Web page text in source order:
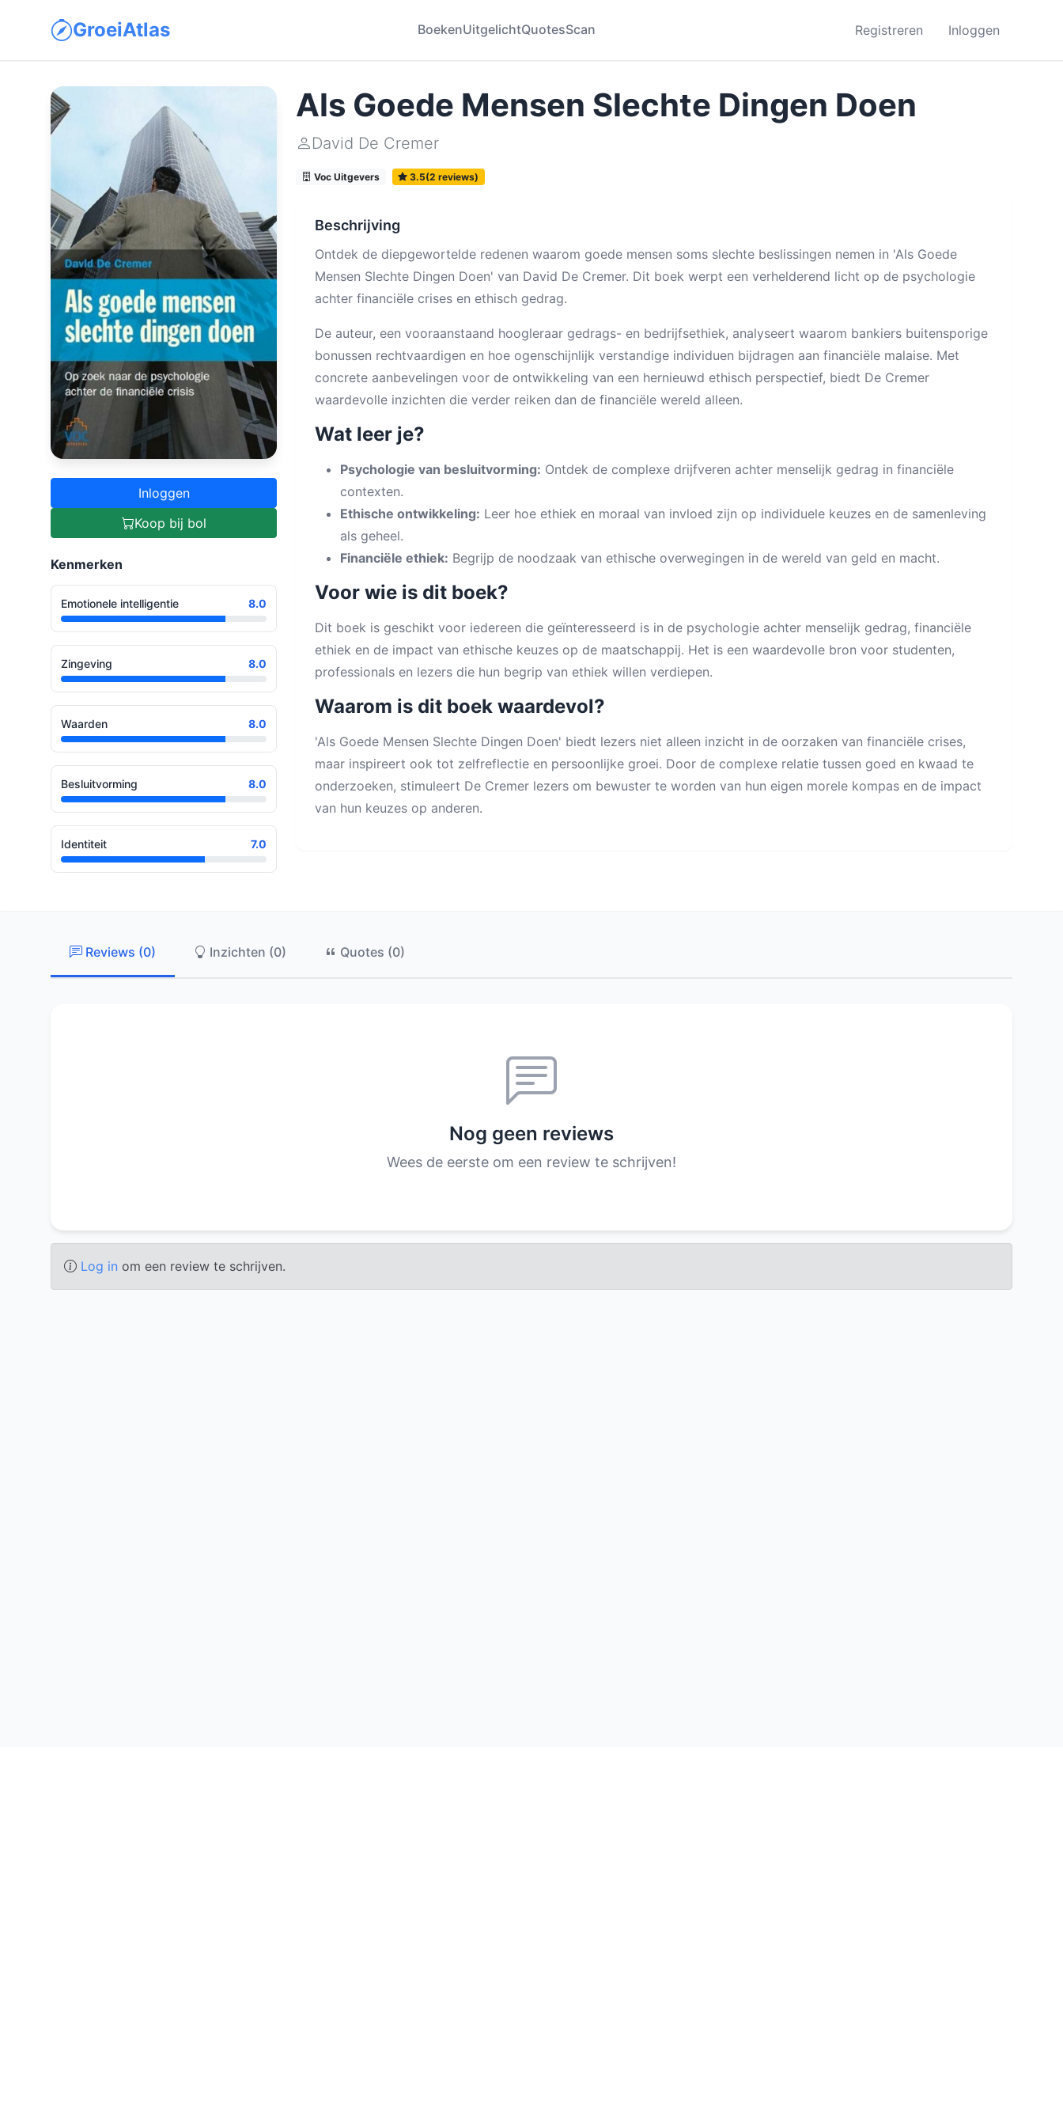
GroeiAtlas BoekenUitgelichtQuotesScan Registreren Inloggen
Inloggen
Koop bij bol
Kenmerken
Emotionele intelligentie 8.0
Zingeving 8.0
Waarden 8.0
Besluitvorming 8.0
Identiteit 7.0
Als Goede Mensen Slechte Dingen Doen
David De Cremer
Voc Uitgevers 3.5(2 reviews)
Beschrijving
Ontdek de diepgewortelde redenen waarom goede mensen soms slechte beslissingen nemen in 'Als Goede
Mensen Slechte Dingen Doen' van David De Cremer. Dit boek werpt een verhelderend licht op de psychologie
achter financiële crises en ethisch gedrag.
De auteur, een vooraanstaand hoogleraar gedrags- en bedrijfsethiek, analyseert waarom bankiers buitensporige
bonussen rechtvaardigen en hoe ogenschijnlijk verstandige individuen bijdragen aan financiële malaise. Met
concrete aanbevelingen voor de ontwikkeling van een hernieuwd ethisch perspectief, biedt De Cremer
waardevolle inzichten die verder reiken dan de financiële wereld alleen.
Wat leer je?
Psychologie van besluitvorming: Ontdek de complexe drijfveren achter menselijk gedrag in financiële
contexten.
Ethische ontwikkeling: Leer hoe ethiek en moraal van invloed zijn op individuele keuzes en de samenleving
als geheel.
Financiële ethiek: Begrijp de noodzaak van ethische overwegingen in de wereld van geld en macht.
Voor wie is dit boek?
Dit boek is geschikt voor iedereen die geïnteresseerd is in de psychologie achter menselijk gedrag, financiële
ethiek en de impact van ethische keuzes op de maatschappij. Het is een waardevolle bron voor studenten,
professionals en lezers die hun begrip van ethiek willen verdiepen.
Waarom is dit boek waardevol?
'Als Goede Mensen Slechte Dingen Doen' biedt lezers niet alleen inzicht in de oorzaken van financiële crises,
maar inspireert ook tot zelfreflectie en persoonlijke groei. Door de complexe relatie tussen goed en kwaad te
onderzoeken, stimuleert De Cremer lezers om bewuster te worden van hun eigen morele kompas en de impact
van hun keuzes op anderen.
Reviews (0) Inzichten (0) Quotes (0)
Nog geen reviews
Wees de eerste om een review te schrijven!
Log in om een review te schrijven.